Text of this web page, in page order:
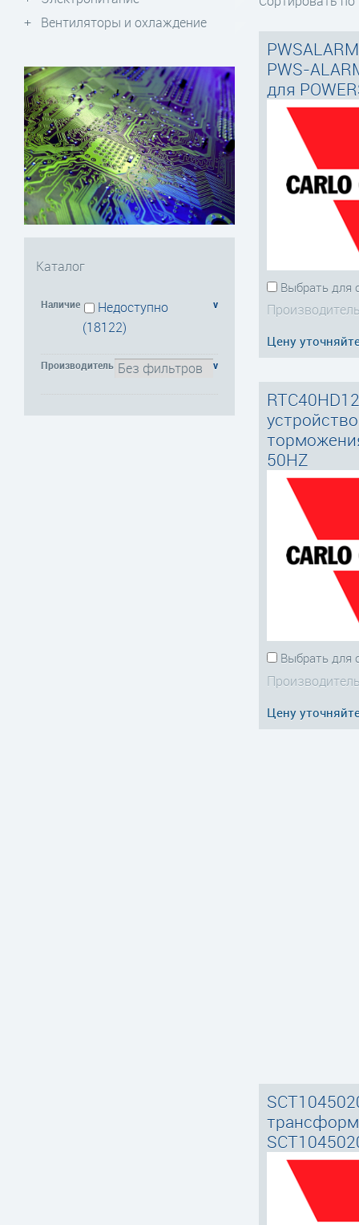
Вентиляторы и охлаждение
Каталог
Наличие v
Недоступно
(18122)
Производитель v
PWS-
для
Выбрать для
Цену
устройство
50HZ
Выбрать для
Цену